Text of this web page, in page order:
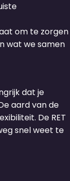
om te zorgen
wat we samen
dat je
aard van de
De RET
snel weet te